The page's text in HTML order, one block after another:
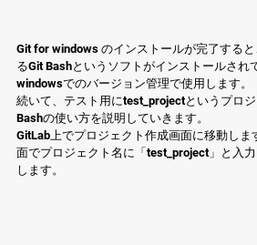
Git for windows のインストールが完了する
るGit Bashというソフトがインストールされ
windowsでのバージョン管理で使用します。
続いて、テスト用にtest_projectというプロ
Bashの使い方を説明していきます。
GitLab上でプロジェクト作成画面に移動し
面でプロジェクト名に「test_project」と入
します。